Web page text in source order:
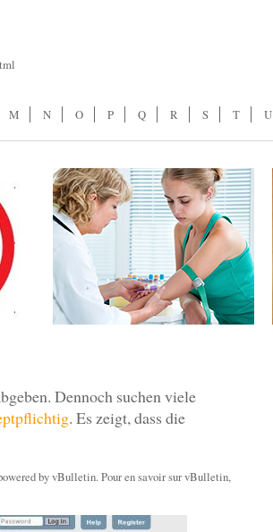
M N O P Q R S T U
Dennoch suchen viele
. Es zeigt, dass die
by vBulletin. Pour en savoir sur vBulletin,